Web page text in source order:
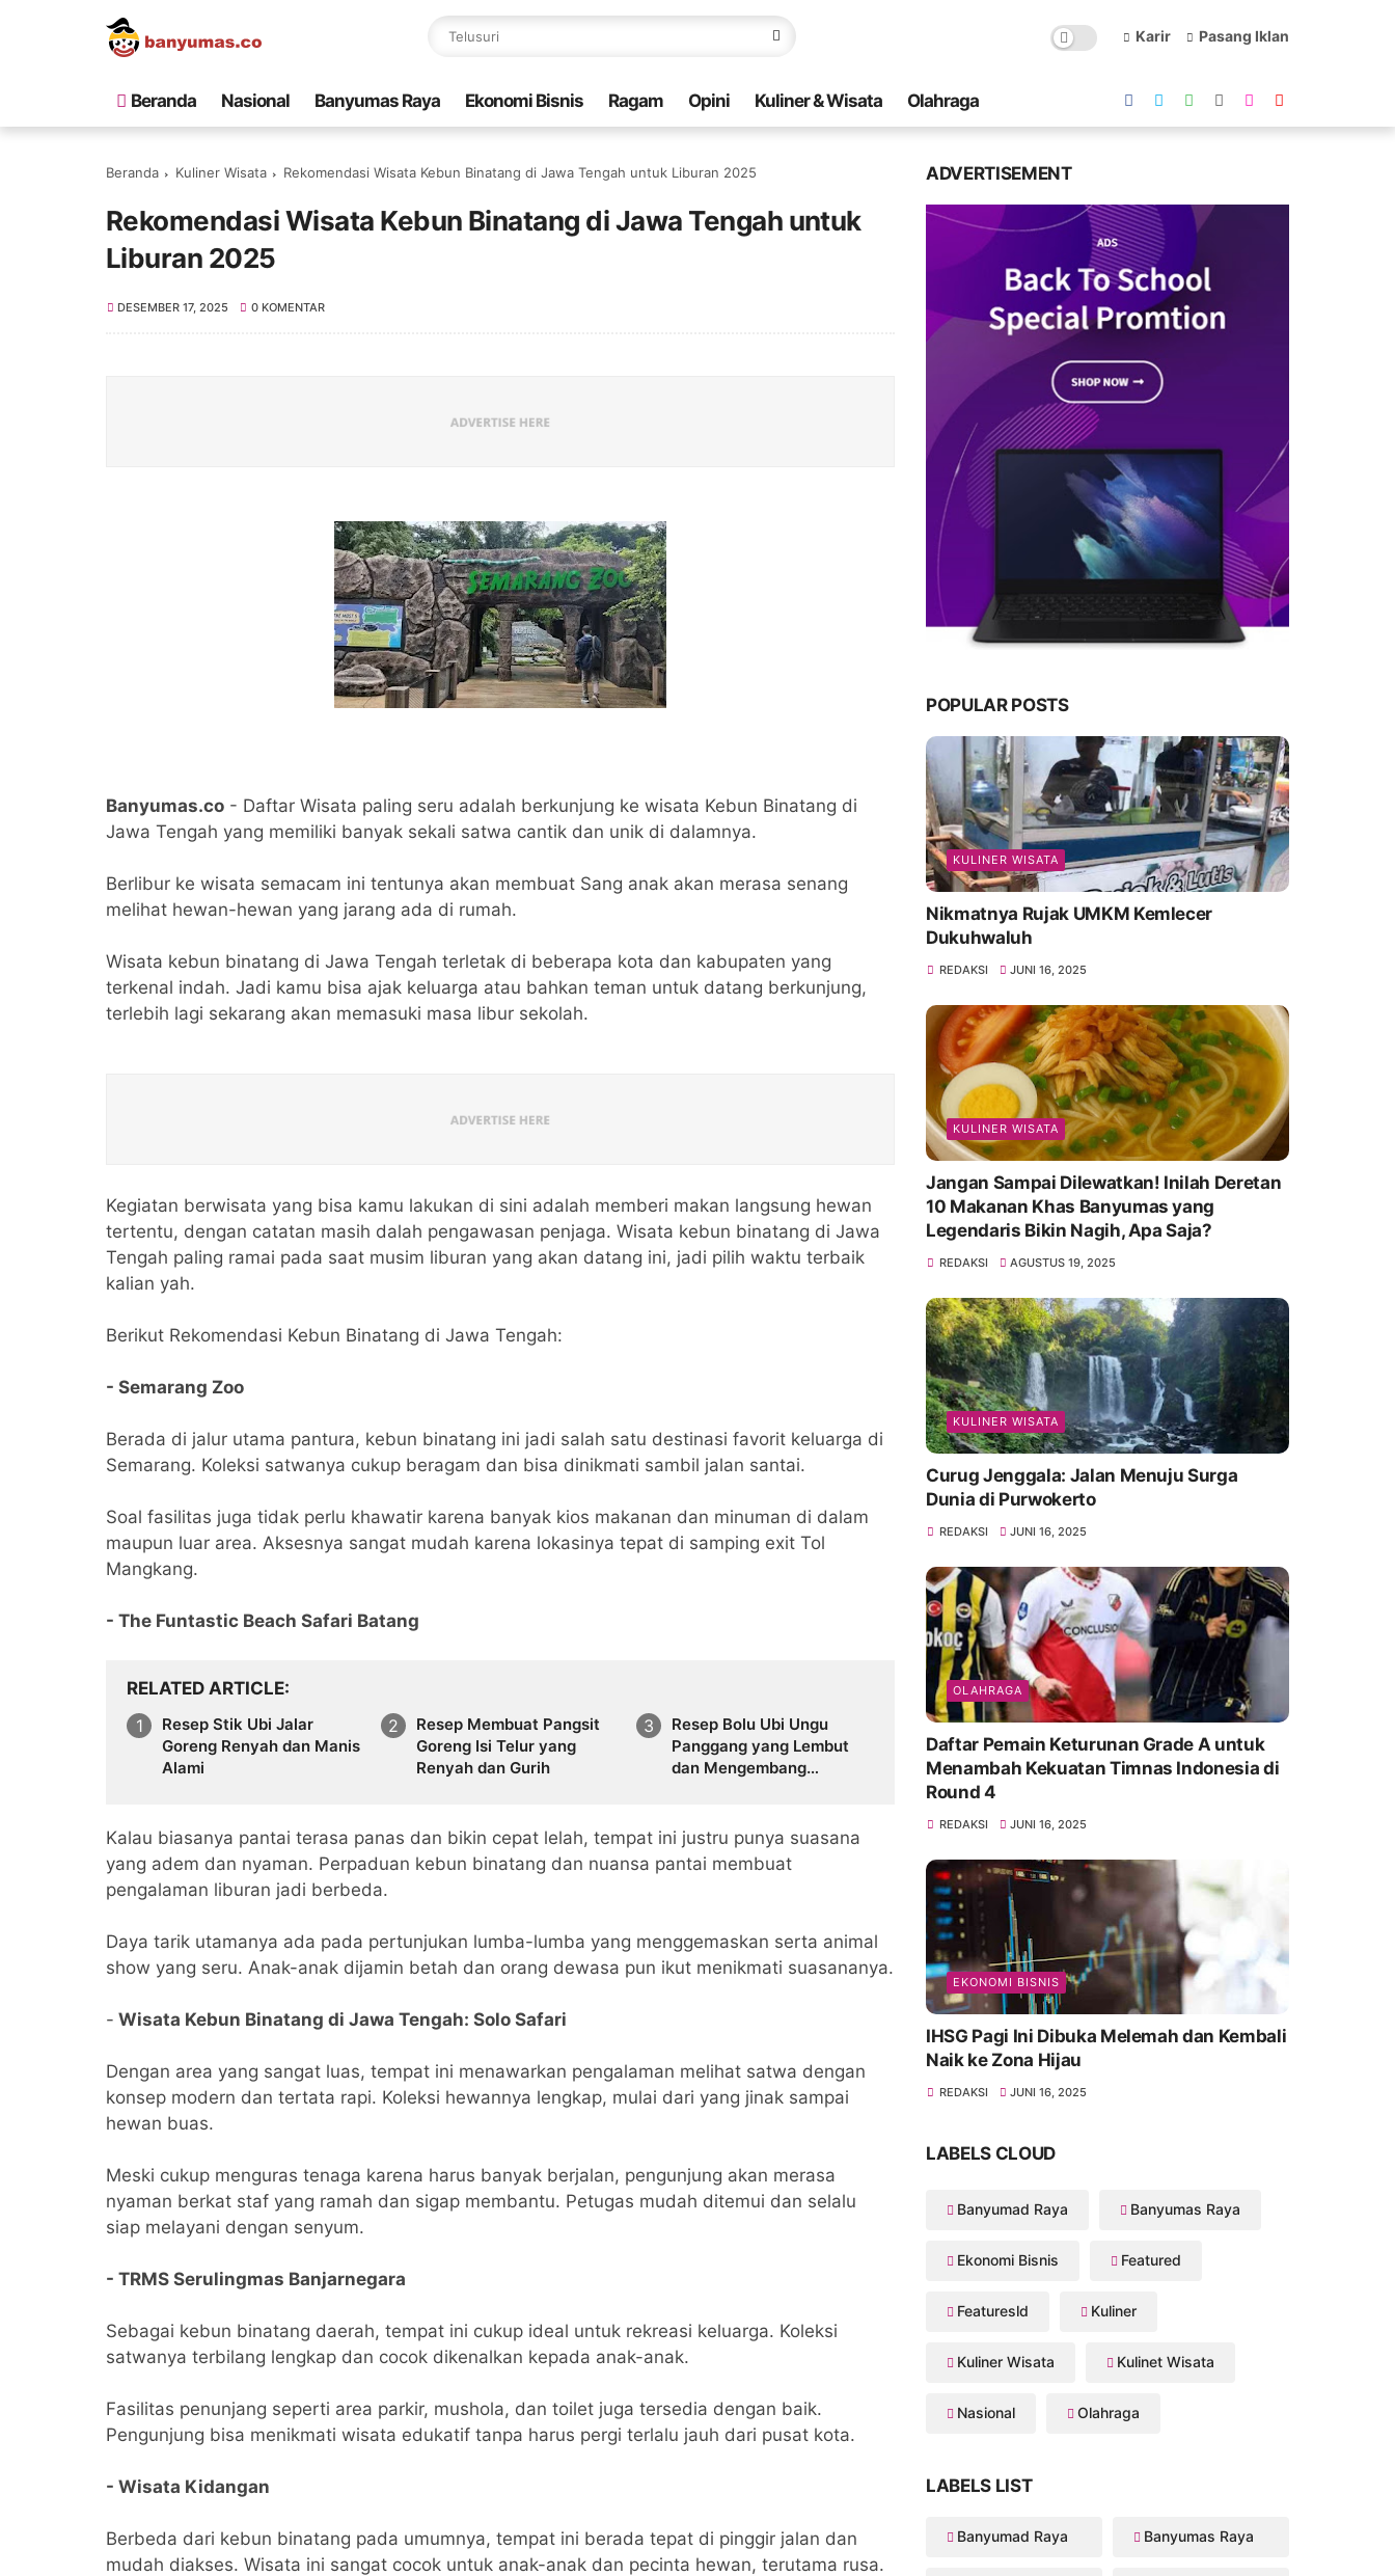
Karir Pasang Iklan
Beranda Nasional Banyumas Raya Ekonomi Bisnis Ragam Opini Kuliner & Wisata Olahraga
Beranda Kuliner Wisata Rekomendasi Wisata Kebun Binatang di Jawa Tengah untuk Liburan 2025
Rekomendasi Wisata Kebun Binatang di Jawa Tengah untuk
Liburan 2025
DESEMBER 17, 2025 0 KOMENTAR
Banyumas.co - Daftar Wisata paling seru adalah berkunjung ke wisata Kebun Binatang di
Jawa Tengah yang memiliki banyak sekali satwa cantik dan unik di dalamnya.
Berlibur ke wisata semacam ini tentunya akan membuat Sang anak akan merasa senang
melihat hewan-hewan yang jarang ada di rumah.
Wisata kebun binatang di Jawa Tengah terletak di beberapa kota dan kabupaten yang
terkenal indah. Jadi kamu bisa ajak keluarga atau bahkan teman untuk datang berkunjung,
terlebih lagi sekarang akan memasuki masa libur sekolah.
Kegiatan berwisata yang bisa kamu lakukan di sini adalah memberi makan langsung hewan
tertentu, dengan catatan masih dalah pengawasan penjaga. Wisata kebun binatang di Jawa
Tengah paling ramai pada saat musim liburan yang akan datang ini, jadi pilih waktu terbaik
kalian yah.
Berikut Rekomendasi Kebun Binatang di Jawa Tengah:
- Semarang Zoo
Berada di jalur utama pantura, kebun binatang ini jadi salah satu destinasi favorit keluarga di
Semarang. Koleksi satwanya cukup beragam dan bisa dinikmati sambil jalan santai.
Soal fasilitas juga tidak perlu khawatir karena banyak kios makanan dan minuman di dalam
maupun luar area. Aksesnya sangat mudah karena lokasinya tepat di samping exit Tol
Mangkang.
- The Funtastic Beach Safari Batang
RELATED ARTICLE
Resep Stik Ubi Jalar
Goreng Renyah dan Manis
Alami
​Resep Membuat Pangsit
Goreng Isi Telur yang
Renyah dan Gurih
Resep Bolu Ubi Ungu
Panggang yang Lembut
dan Mengembang
Kalau biasanya pantai terasa panas dan bikin cepat lelah, tempat ini justru punya suasana
yang adem dan nyaman. Perpaduan kebun binatang dan nuansa pantai membuat
pengalaman liburan jadi berbeda.
Daya tarik utamanya ada pada pertunjukan lumba-lumba yang menggemaskan serta animal
show yang seru. Anak-anak dijamin betah dan orang dewasa pun ikut menikmati suasananya.
- Wisata Kebun Binatang di Jawa Tengah: Solo Safari
Dengan area yang sangat luas, tempat ini menawarkan pengalaman melihat satwa dengan
konsep modern dan tertata rapi. Koleksi hewannya lengkap, mulai dari yang jinak sampai
hewan buas.
Meski cukup menguras tenaga karena harus banyak berjalan, pengunjung akan merasa
nyaman berkat staf yang ramah dan sigap membantu. Petugas mudah ditemui dan selalu
siap melayani dengan senyum.
- TRMS Serulingmas Banjarnegara
Sebagai kebun binatang daerah, tempat ini cukup ideal untuk rekreasi keluarga. Koleksi
satwanya terbilang lengkap dan cocok dikenalkan kepada anak-anak.
Fasilitas penunjang seperti area parkir, mushola, dan toilet juga tersedia dengan baik.
Pengunjung bisa menikmati wisata edukatif tanpa harus pergi terlalu jauh dari pusat kota.
- Wisata Kidangan
Berbeda dari kebun binatang pada umumnya, tempat ini berada tepat di pinggir jalan dan
mudah diakses. Wisata ini sangat cocok untuk anak-anak dan pecinta hewan, terutama rusa.
ADVERTISEMENT
POPULAR POSTS
KULINER WISATA
Nikmatnya Rujak UMKM Kemlecer
Dukuhwaluh
REDAKSI JUNI 16, 2025
KULINER WISATA
Jangan Sampai Dilewatkan! Inilah Deretan
10 Makanan Khas Banyumas yang
Legendaris Bikin Nagih, Apa Saja?
REDAKSI AGUSTUS 19, 2025
KULINER WISATA
Curug Jenggala: Jalan Menuju Surga
Dunia di Purwokerto
REDAKSI JUNI 16, 2025
OLAHRAGA
Daftar Pemain Keturunan Grade A untuk
Menambah Kekuatan Timnas Indonesia di
Round 4
REDAKSI JUNI 16, 2025
EKONOMI BISNIS
IHSG Pagi Ini Dibuka Melemah dan Kembali
Naik ke Zona Hijau
REDAKSI JUNI 16, 2025
LABELS CLOUD
Banyumad Raya Banyumas Raya
Ekonomi Bisnis Featured
Featuresld Kuliner
Kuliner Wisata Kulinet Wisata
Nasional Olahraga
LABELS LIST
Banyumad Raya Banyumas Raya